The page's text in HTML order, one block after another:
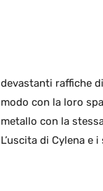
devastanti raffiche
modo con la loro
metallo con la
L’uscita di Cylena